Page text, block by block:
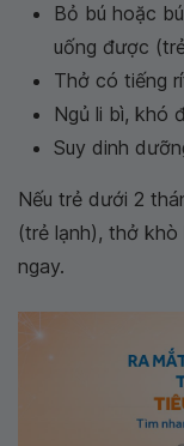
Bỏ bú hoặc
uống được
Thở có tiếng
Ngủ li bì, khó
Suy dinh
Nếu trẻ dưới 2
(trẻ lạnh), thở
ngay.